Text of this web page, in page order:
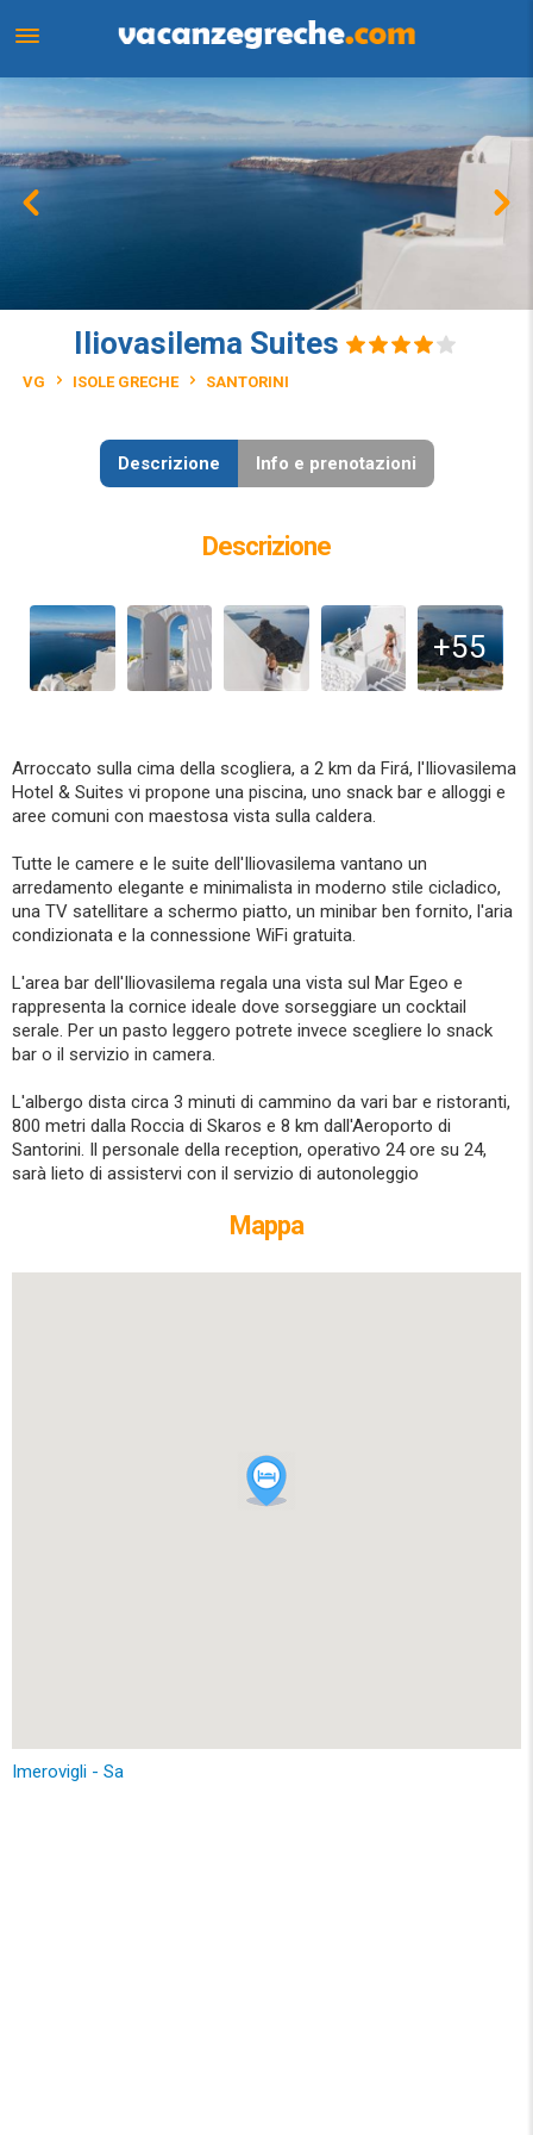
Iliovasilema Suites
VG ISOLE GRECHE SANTORINI
Descrizione Info e prenotazioni
Descrizione
+55
Arroccato sulla cima della scogliera, a 2 km da Firá, l'Iliovasilema
Hotel & Suites vi propone una piscina, uno snack bar e alloggi e
aree comuni con maestosa vista sulla caldera.
Tutte le camere e le suite dell'Iliovasilema vantano un
arredamento elegante e minimalista in moderno stile cicladico,
una TV satellitare a schermo piatto, un minibar ben fornito, l'aria
condizionata e la connessione WiFi gratuita.
L'area bar dell'Iliovasilema regala una vista sul Mar Egeo e
rappresenta la cornice ideale dove sorseggiare un cocktail
serale. Per un pasto leggero potrete invece scegliere lo snack
bar o il servizio in camera.
L'albergo dista circa 3 minuti di cammino da vari bar e ristoranti,
800 metri dalla Roccia di Skaros e 8 km dall'Aeroporto di
Santorini. Il personale della reception, operativo 24 ore su 24,
sarà lieto di assistervi con il servizio di autonoleggio
Mappa
Imerovigli - Sa